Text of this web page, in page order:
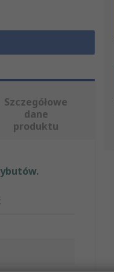
Szczegółowe
dane
produktu